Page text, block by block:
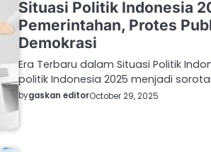
Situasi Politik Indonesia
Pemerintahan, Protes
Demokrasi
Era Terbaru dalam Situasi Politik
politik Indonesia 2025 menjadi
bygaskan editorOctober 29, 2025